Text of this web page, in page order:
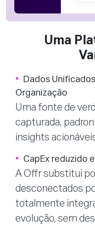
Uma
Dados
Organização
Uma fonte de
capturada,
insights
CapEx reduzido
A Offr substitui
desconectados
totalmente
evolução, sem